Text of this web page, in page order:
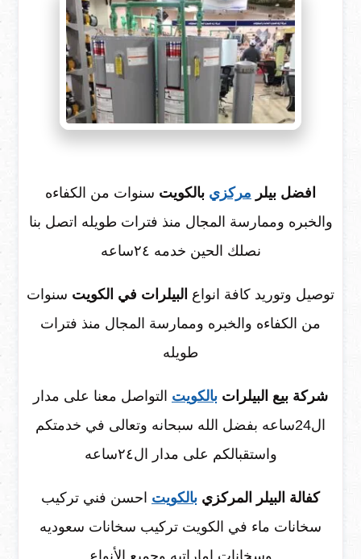
افضل بيلر مركزي بالكويت سنوات من الكفاءه
والخبره وممارسة المجال منذ فترات طويله اتصل بنا
نصلك الحين خدمه ٢٤ساعه
توصيل وتوريد كافة انواع البيلرات في الكويت سنوات
من الكفاءه والخبره وممارسة المجال منذ فترات
طويله
شركة بيع البيلرات بالكويت التواصل معنا على مدار
ال24ساعه بفضل الله سبحانه وتعالى في خدمتكم
واستقبالكم على مدار ال٢٤ساعه
كفالة البيلر المركزي بالكويت احسن فني تركيب
سخانات ماء في الكويت تركيب سخانات سعوديه